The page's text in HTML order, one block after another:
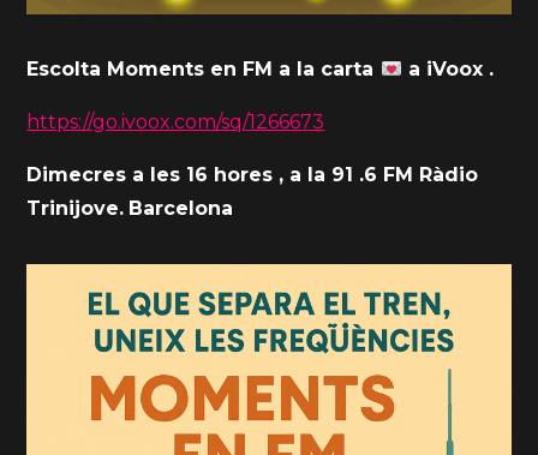
Escolta Moments en FM a la carta a iVoox .
https://go.ivoox.com/sq/1266673
Dimecres a les 16 hores , a la 91 .6 FM Ràdio
Trinijove. Barcelona